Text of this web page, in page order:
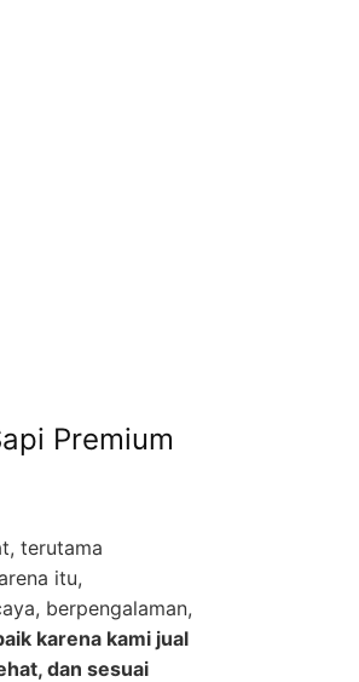
Premium
terutama
itu,
berpengalaman,
karena kami jual
dan sesuai